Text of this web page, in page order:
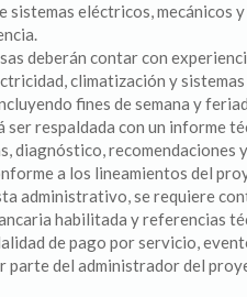
sistemas eléctricos, mecánicos
deberán contar con
climatización y
fines de semana y
ser respaldada con un informe
diagnóstico,
a los lineamientos del
administrativo, se requiere
habilitada y referencias
de pago por servicio,
parte del administrador del